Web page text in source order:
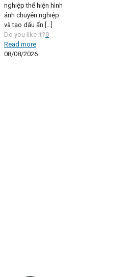
nghiệp thể hiện hình
ảnh chuyên nghiệp
và tạo dấu ấn […]
Do you like it?0
Read more
08/08/2026